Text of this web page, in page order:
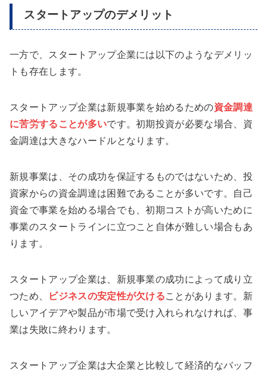
スタートアップのデメリット
一方で、スタートアップ企業には以下のようなデメリッ
トも存在します。
スタートアップ企業は新規事業を始めるための資金調達
に苦労することが多いです。初期投資が必要な場合、資
金調達は大きなハードルとなります。
新規事業は、その成功を保証するものではないため、投
資家からの資金調達は困難であることが多いです。自己
資金で事業を始める場合でも、初期コストが高いために
事業のスタートラインに立つこと自体が難しい場合もあ
ります。
スタートアップ企業は、新規事業の成功によって成り立
つため、
ビジネスの安定性が欠けることがあります。新
しいアイデアや製品が市場で受け入れられなければ、事
業は失敗に終わります。
スタートアップ企業は大企業と比較して経済的なバッフ